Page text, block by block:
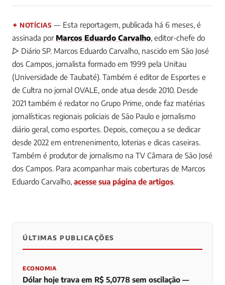
✦ NOTÍCIAS — Esta reportagem, publicada há 6 meses, é
assinada por Marcos Eduardo Carvalho, editor-chefe do
▷ Diário SP. Marcos Eduardo Carvalho, nascido em São José
dos Campos, jornalista formado em 1999 pela Unitau
(Universidade de Taubaté). Também é editor de Esportes e
de Cultra no jornal OVALE, onde atua desde 2010. Desde
2021 também é redator no Grupo Prime, onde faz matérias
jornalísticas regionais policiais de São Paulo e jornalismo
diário geral, como esportes. Depois, começou a se dedicar
desde 2022 em entrenenimento, loterias e dicas caseiras.
Também é produtor de jornalismo na TV Câmara de São José
dos Campos. Para acompanhar mais coberturas de Marcos
Eduardo Carvalho, acesse sua página de artigos.
0 0 0
ÚLTIMAS PUBLICAÇÕES
ECONOMIA
Dólar hoje trava em R$ 5,0778 sem oscilação —